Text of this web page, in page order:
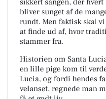
bliver sunget af de
rundt. Men faktisk skal
at finde ud af, hvor
stammer fra.
Historien om Santa
en lille pige kom til
Lucia, og fordi hendes
velanset, regnede man